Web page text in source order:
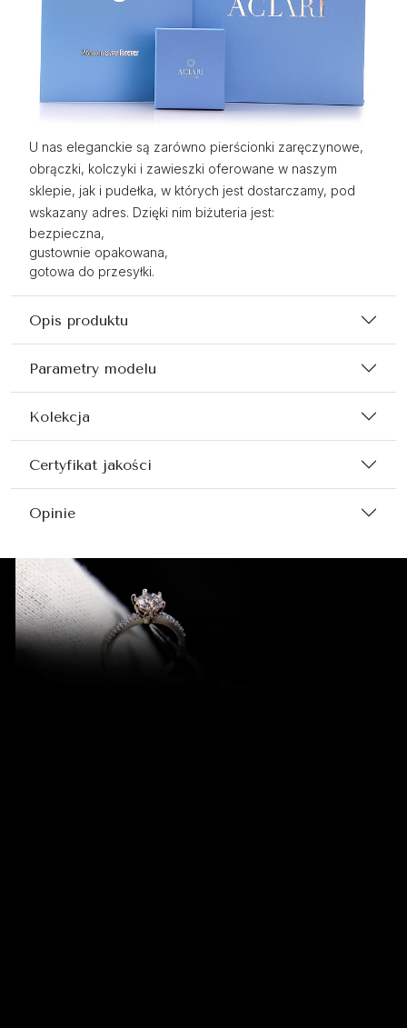
U nas eleganckie są zarówno pierścionki zaręczynowe,
obrączki, kolczyki i zawieszki oferowane w naszym
sklepie, jak i pudełka, w których jest dostarczamy, pod
wskazany adres. Dzięki nim biżuteria jest:
bezpieczna,
gustownie opakowana,
gotowa do przesyłki.
Opis produktu
Parametry modelu
Kolekcja
Certyfikat jakości
Opinie